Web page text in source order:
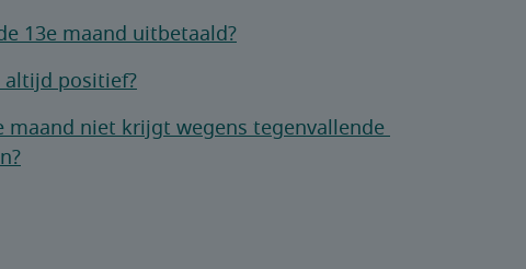
13e maand uitbetaald?
altijd positief?
maand niet krijgt wegens tegenvallende